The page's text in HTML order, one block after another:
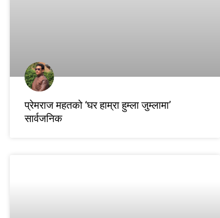
प्रेमराज महतको ‘घर हाम्रा हुम्ला जुम्लामा’
सार्वजनिक